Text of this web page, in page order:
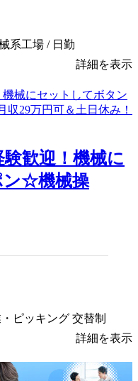
系工場 / 日勤
詳細を表示
験歓迎！機械に
ン☆機械操
ピッキング 交替制
詳細を表示